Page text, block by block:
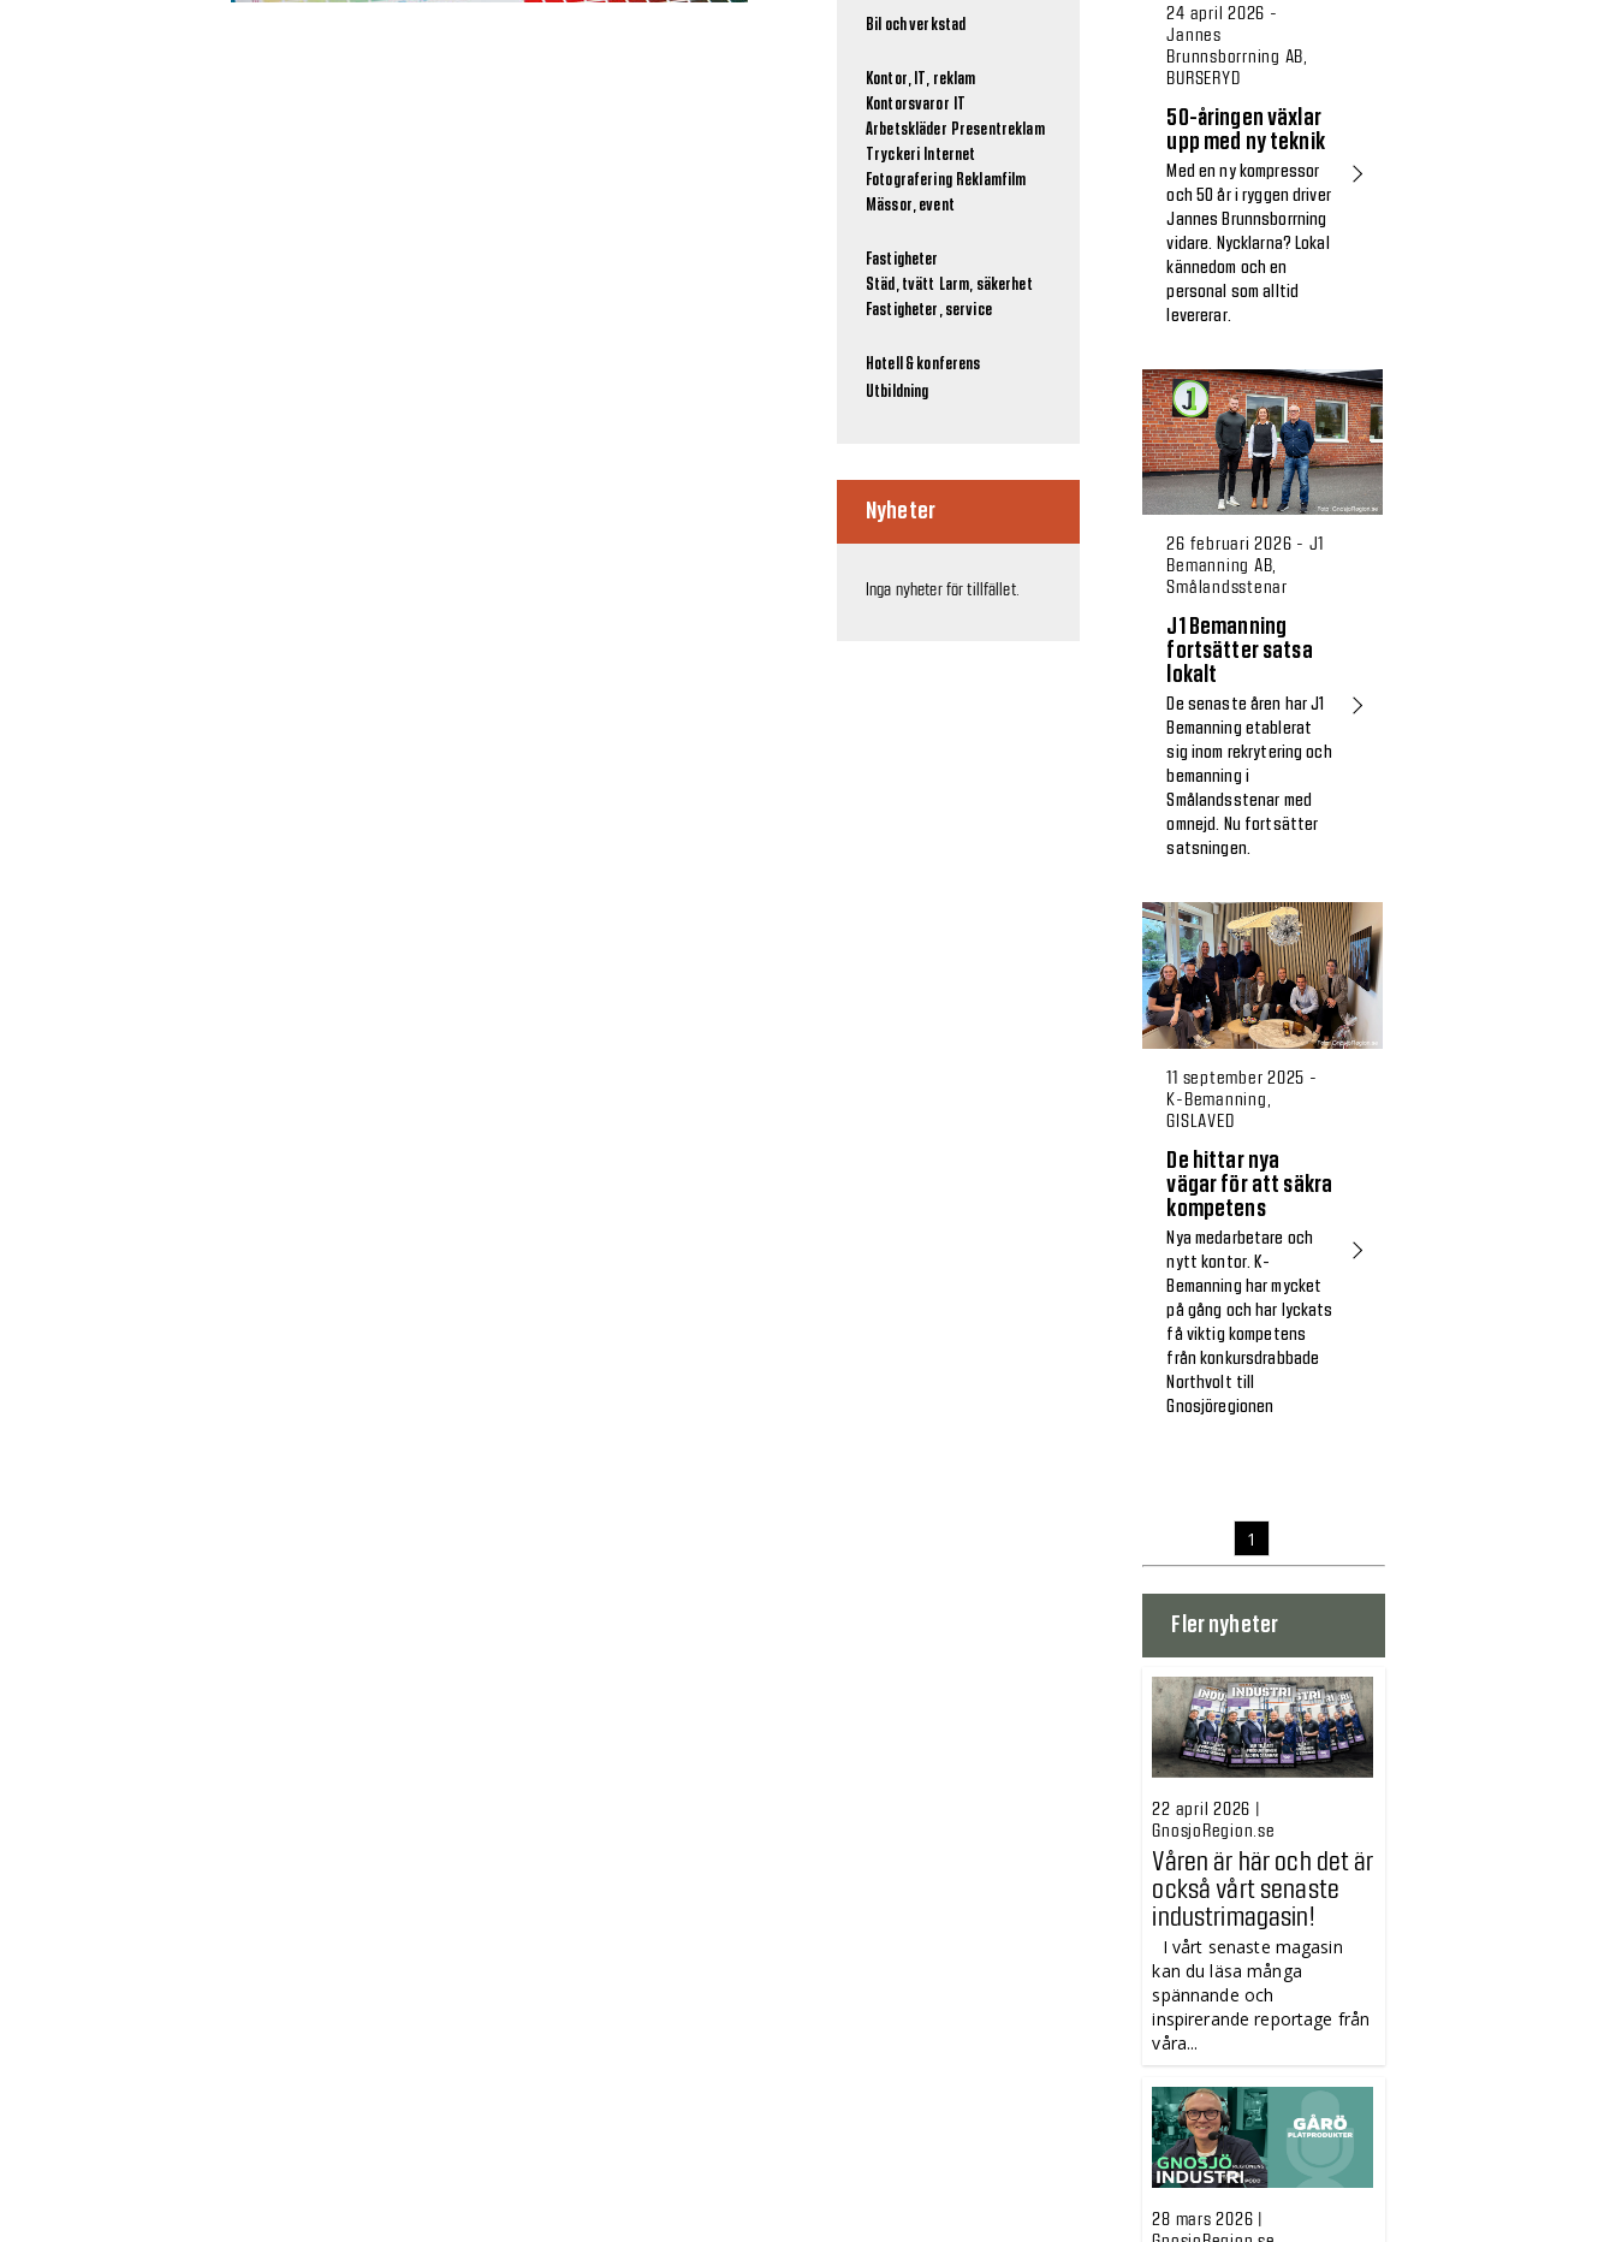
Bil och verkstad
Kontor, IT, reklam
Kontorsvaror
Arbetskläder Presentreklam
Tryckeri Internet
Fotografering Reklamfilm
Mässor, event
Fastigheter
Städ, tvätt Larm, säkerhet
Fastigheter, service
Hotell & konferens
Utbildning
Nyheter
Inga nyheter för tillfället.
24 april 2026 -
Jannes
Brunnsborrning AB,
BURSERYD
50-åringen växlar
upp med ny teknik
Med en ny kompressor
och 50 år i ryggen driver
Jannes Brunnsborrning
vidare. Nycklarna? Lokal
kännedom och en
personal som alltid
levererar.
26 februari 2026 - J1
Bemanning AB,
Smålandsstenar
J1 Bemanning
fortsätter satsa
lokalt
De senaste åren har J1
Bemanning etablerat
sig inom rekrytering och
bemanning i
Smålandsstenar med
omnejd. Nu fortsätter
satsningen.
11 september 2025 -
K-Bemanning,
GISLAVED
De hittar nya
vägar för att säkra
kompetens
Nya medarbetare och
nytt kontor. K-
Bemanning har mycket
på gång och har lyckats
få viktig kompetens
från konkursdrabbade
Northvolt till
Gnosjöregionen
1
Fler nyheter
22 april 2026 |
GnosjoRegion.se
Våren är här och det är
också vårt senaste
industrimagasin!
I vårt senaste magasin
kan du läsa många
spännande och
inspirerande reportage från
våra...
28 mars 2026 |